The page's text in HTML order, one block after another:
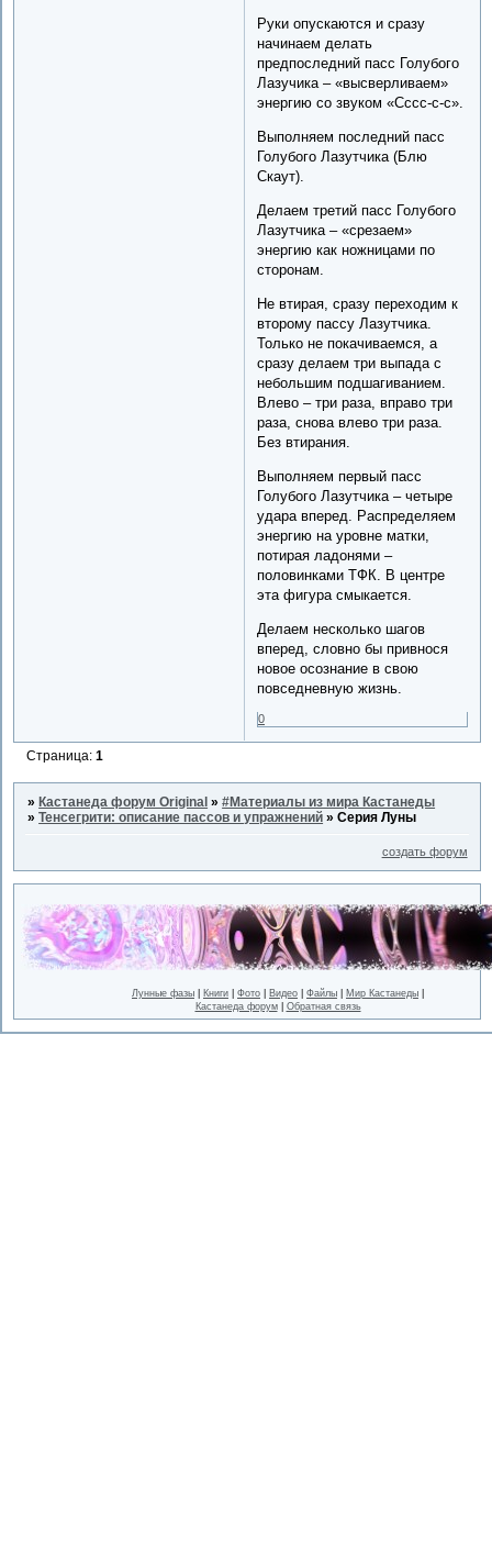
Руки опускаются и сразу
начинаем делать
предпоследний пасс Голубого
Лазучика – «высверливаем»
энергию со звуком «Сссс-с-с».
Выполняем последний пасс
Голубого Лазутчика (Блю
Скаут).
Делаем третий пасс Голубого
Лазутчика – «срезаем»
энергию как ножницами по
сторонам.
Не втирая, сразу переходим к
второму пассу Лазутчика.
Только не покачиваемся, а
сразу делаем три выпада с
небольшим подшагиванием.
Влево – три раза, вправо три
раза, снова влево три раза.
Без втирания.
Выполняем первый пасс
Голубого Лазутчика – четыре
удара вперед. Распределяем
энергию на уровне матки,
потирая ладонями –
половинками ТФК. В центре
эта фигура смыкается.
Делаем несколько шагов
вперед, словно бы привнося
новое осознание в свою
повседневную жизнь.
0
Страница:1
»Кастанеда форум Original »#Материалы из мира Кастанеды
»Тенсегрити: описание пассов и упражнений »Серия Луны
создать форум
Лунные фазы Книги Фото Видео Файлы Мир Кастанеды
Кастанеда форум| Обратная связь